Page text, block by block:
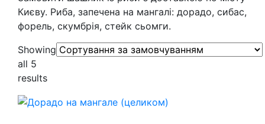
Києву. Риба, запечена на мангалі: дорадо, сибас,
форель, скумбрія, стейк сьомги.
Showing
all 5
results